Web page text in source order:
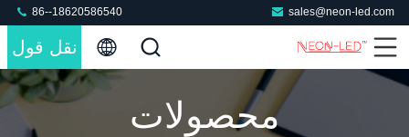
sales@neon-led.com
86--18620586540
نقل قول
محصولات